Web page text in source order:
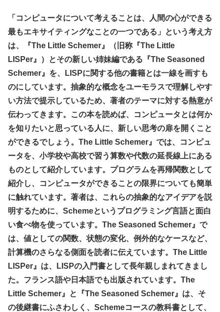
「コンピュータについて考えることは、人間の心ができる
最もエキサイティングなことの一つである」という考え方
は、『The Little Schemer』（旧称『The Little
LISPer』）とその新しい姉妹編である『The Seasoned
Schemer』を、 LISPに関する他の書籍とは一線を画すも
のにしています。抽象的な概念をユーモラスで理解しやす
い方法で提示しているため、著者のテーマに対する熱意が
伝わってきます。この本を読めば、コンピュータとは何か
を知りたいと思っている人に、新しい思考の扉を開くこと
ができるでしょう。 The Little Schemer』では、コンピュ
ータを、小学校や高校で習う算数や代数の延長線上にある
ものとして紹介しています。プログラムを再帰関数として
紹介し、コンピュータができることの限界についても簡単
に触れています。著者は、これらの抽象的なアイデアを説
明するために、 Schemeというプログラミング言語と面白
い食べ物を使っています。 The Seasoned Schemer』で
は、値としての関数、状態の変化、例外的なケースなど、
計算機のさらなる側面を読者に伝えています。 The Little
LISPer』は、 LISPの入門書として長年親しまれてきまし
た。フランス語や日本語でも出版されています。 The
Little Schemer』と『The Seasoned Schemer』は、そ
の後継書にふさわしく、 Schemeコースの教科書として、